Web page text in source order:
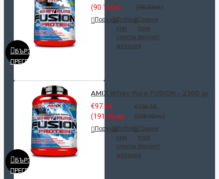
БЪРЗ
ПРЕГЛЕД
(90.16лв)
(98.00лв)
ПоръчайДобави
към
списък с
желания
Сравни
този
продукт
БЪРЗ
ПРЕГЛЕД
AMIX Whey Pure FUSION - 2300 gr
€97.84
(191.36лв)
€106.35
(208.00лв)
ПоръчайДобави
към
списък с
желания
Сравни
този
продукт